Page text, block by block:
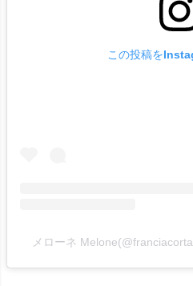
この投稿を
メローネ